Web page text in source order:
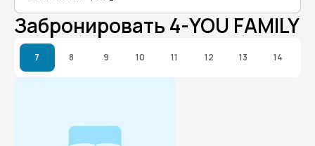
Забронировать 4-YOU FAMILY
7 8 9 10 11 12 13 14